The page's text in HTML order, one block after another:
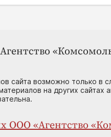
сайта возможно только в
на других
ООО «Агентство